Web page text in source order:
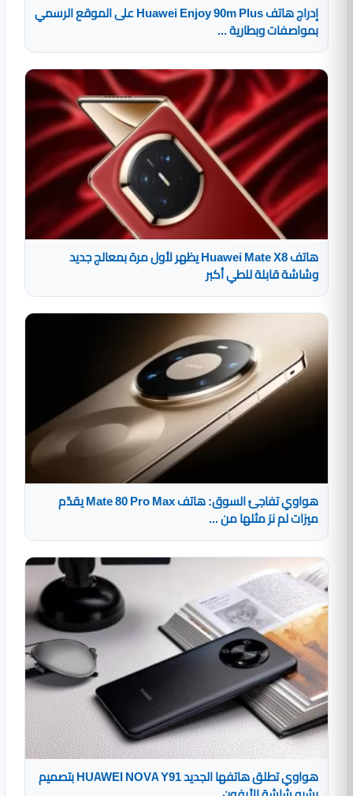
إدراج هاتف Huawei Enjoy 90m Plus على الموقع الرسمي
بمواصفات وبطارية ...
هاتف Huawei Mate X8 يظهر لأول مرة بمعالج جديد
وشاشة قابلة للطي أكبر
هواوي تفاجئ السوق: هاتف Mate 80 Pro Max يقدّم
ميزات لم نرَ مثلها من ...
هواوي تطلق هاتفها الجديد HUAWEI NOVA Y91 بتصميم